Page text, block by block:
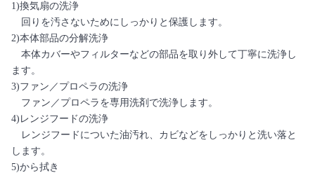
1)換気扇の洗浄
回りを汚さないためにしっかりと保護します。
2)本体部品の分解洗浄
本体カバーやフィルターなどの部品を取り外して丁寧に洗浄し
ます。
3)ファン／プロペラの洗浄
ファン／プロペラを専用洗剤で洗浄します。
4)レンジフードの洗浄
レンジフードについた油汚れ、カビなどをしっかりと洗い落と
します。
5)から拭き